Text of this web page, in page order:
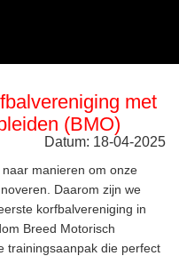
met
(BMO)
Datum: 18-04-2025
manieren om onze
Daarom zijn we
korfbalvereniging in
Breed Motorisch
trainingsaanpak die perfect